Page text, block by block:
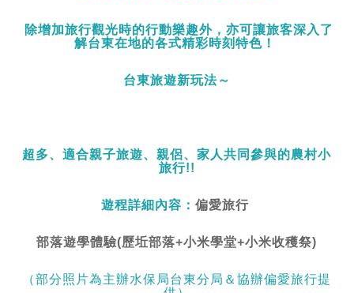
除增加旅行觀光時的行動樂趣外，亦可讓旅客深入了
解台東在地的各式精彩時刻 特色！
台東旅遊新玩法～
超多、適合親子旅遊、親侶、家人共同參與的農村小
旅行!!
遊程詳細內容： 偏愛旅行
部落遊學體驗(歷坵部落+小米學堂+小米收穫祭)
（部分照片為主辦水保局台東分局＆協辦偏愛旅行提